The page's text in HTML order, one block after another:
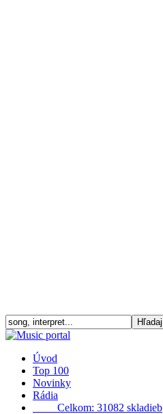
Úvod
Top 100
Novinky
Rádia
Celkom: 31082 skladieb